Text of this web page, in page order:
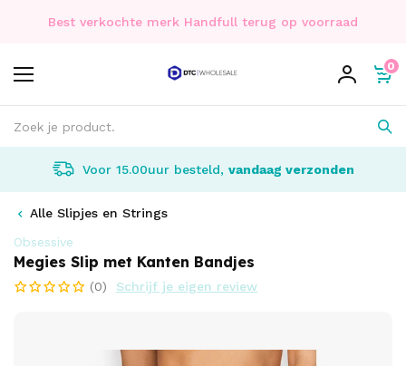
Best verkochte merk Handfull terug op voorraad
0
Voor 15.00uur besteld, vandaag verzonden
Alle Slipjes en Strings
Obsessive
Megies Slip met Kanten Bandjes
(0) Schrijf je eigen review